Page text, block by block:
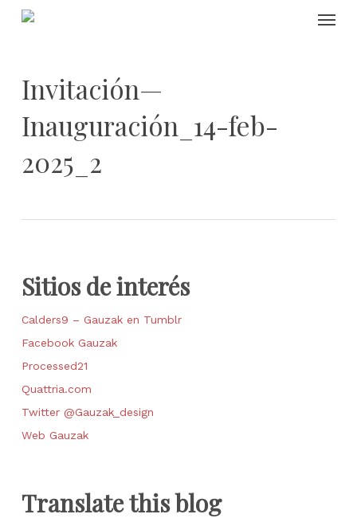
Skip
Invitación—
Inauguración_14-feb-
2025_2
Sitios de interés
Calders9 – Gauzak en Tumblr
Facebook Gauzak
Processed21
Quattria.com
Twitter @Gauzak_design
Web Gauzak
Translate this blog